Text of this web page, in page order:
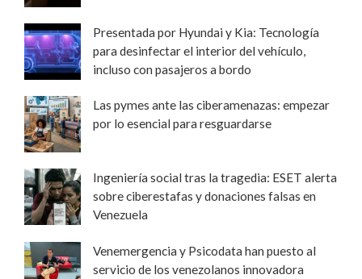
Presentada por Hyundai y Kia: Tecnología
para desinfectar el interior del vehículo,
incluso con pasajeros a bordo
Las pymes ante las ciberamenazas: empezar
por lo esencial para resguardarse
Ingeniería social tras la tragedia: ESET alerta
sobre ciberestafas y donaciones falsas en
Venezuela
Venemergencia y Psicodata han puesto al
servicio de los venezolanos innovadora